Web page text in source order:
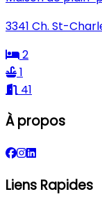
3341 Ch. St-
2
1
41
À propos
Liens Rapides